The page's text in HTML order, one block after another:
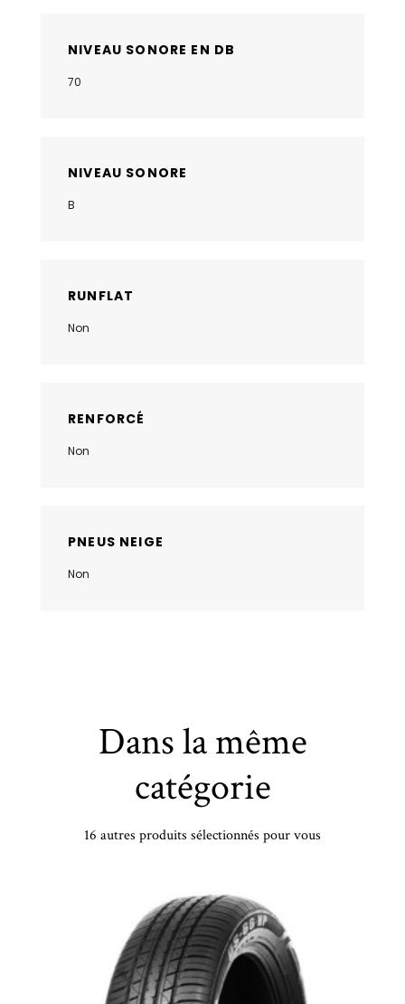
NIVEAU SONORE EN DB
70
NIVEAU SONORE
B
RUNFLAT
Non
RENFORCÉ
Non
PNEUS NEIGE
Non
Dans la même
catégorie
16 autres produits sélectionnés pour vous